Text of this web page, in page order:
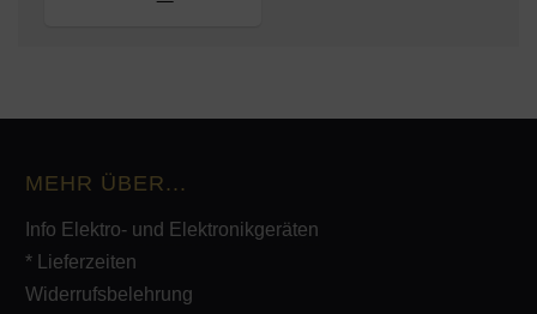
MEHR ÜBER...
Info Elektro- und Elektronikgeräten
* Lieferzeiten
Widerrufsbelehrung